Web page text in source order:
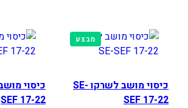
מבצעמוצרים
במבצע
כיסוי מושב לשרקו SE-
SEF 17-22
SEF 17-22